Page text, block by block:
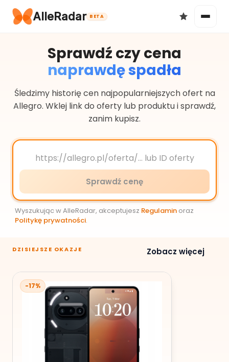
AlleRadar BETA
Okazje
Ulubione
Sprawdź czy cena
naprawdę spadła
Śledzimy historię cen najpopularniejszych ofert na
Allegro. Wklej link do oferty lub produktu i sprawdź,
zanim kupisz.
Sprawdź cenę
Wyszukując w AlleRadar, akceptujesz Regulamin oraz
Politykę prywatności.
DZISIEJSZE OKAZJE Zobacz więcej
-17%